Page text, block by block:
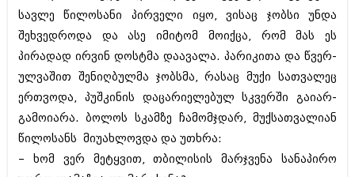
სავლე წილოსანი პირველი იყო, ვისაც ჯობსი უნდა
შეხვედროდა და ასე იმიტომ მოიქცა, რომ მას ეს
პირადად ირვინ დოსტმა დაავალა. პარიკითა და წვერ-
ულვაშით შენიღბულმა ჯობსმა, რასაც მუქი სათვალეც
ერთვოდა, პუშკინის დაცარიელებულ სკვერში გაიარ-
გამოიარა. ბოლოს სკამზე ჩამომჯდარ, მუქსათვალიან
წილოსანს მიუახლოვდა და უთხრა:
– ხომ ვერ მეტყვით, თბილისის მარჯვენა სანაპირო